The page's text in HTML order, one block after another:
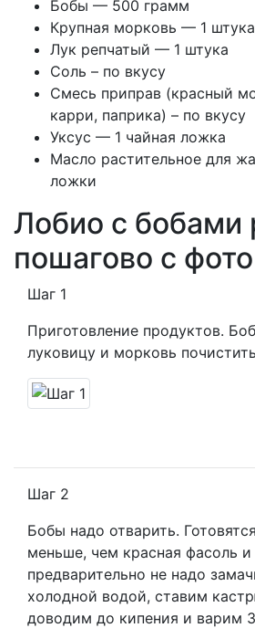
Бобы — 500 грамм
Крупная морковь — 1 штука
Лук репчатый — 1 штука
Соль – по вкусу
Смесь приправ (красный
карри, паприка) – по вкусу
Уксус — 1 чайная ложка
Масло растительное для
ложки
Лобио с бобами
пошагово с фото
Шаг 1
Приготовление продуктов.
луковицу и морковь
Шаг 2
Бобы надо отварить.
меньше, чем красная фасоль и
предварительно не надо
холодной водой, ставим
доводим до кипения и варим